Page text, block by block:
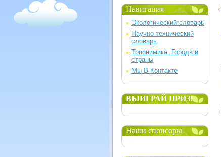
Навигация
Экологический словарь
Научно-технический
словарь
Топонимика. Города и
страны
Мы В Контакте
ВЫИГРАЙ ПРИЗ!
Наши спонсоры